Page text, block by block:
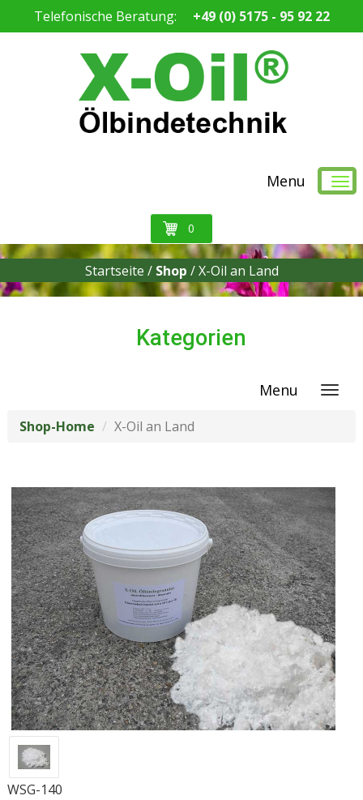
Telefonische Beratung: +49 (0) 5175 - 95 92 22
Menu
0
Startseite / Shop / X-Oil an Land
Kategorien
Menu
Shop-Home X-Oil an Land
WSG-140